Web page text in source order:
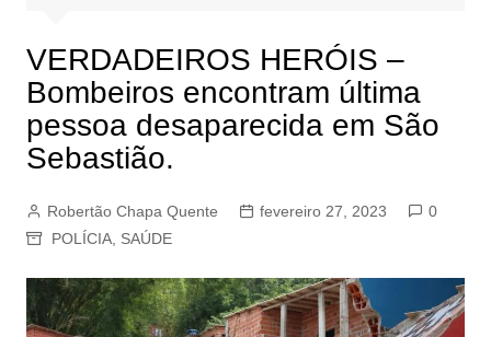
VERDADEIROS HERÓIS –
Bombeiros encontram última
pessoa desaparecida em São
Sebastião.
Robertão Chapa Quente fevereiro 27, 2023
0
POLÍCIA, SAÚDE